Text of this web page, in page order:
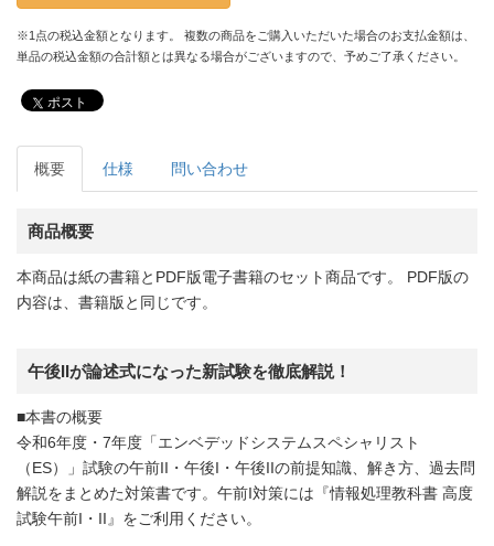
※1点の税込金額となります。 複数の商品をご購入いただいた場合のお支払金額は、
単品の税込金額の合計額とは異なる場合がございますので、予めご了承ください。
ポスト
概要 仕様 問い合わせ
商品概要
本商品は紙の書籍とPDF版電子書籍のセット商品です。 PDF版の
内容は、書籍版と同じです。
午後IIが論述式になった新試験を徹底解説！
■本書の概要
令和6年度・7年度「エンベデッドシステムスペシャリスト
（ES）」試験の午前II・午後I・午後IIの前提知識、解き方、過去問
解説をまとめた対策書です。午前I対策には『情報処理教科書 高度
試験午前I・II』をご利用ください。